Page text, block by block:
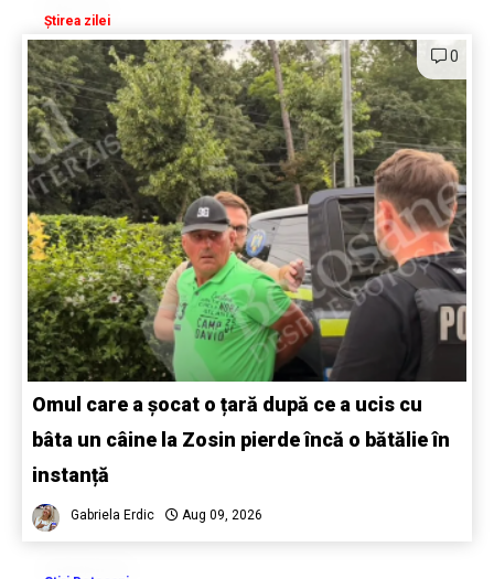
Știrea zilei
0
Omul care a șocat o țară după ce a ucis cu
bâta un câine la Zosin pierde încă o bătălie în
instanță
Gabriela Erdic Aug 09, 2026